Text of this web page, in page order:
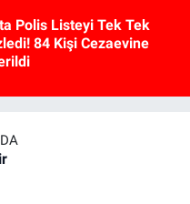
Polis Listeyi Tek Tek
84 Kişi Cezaevine